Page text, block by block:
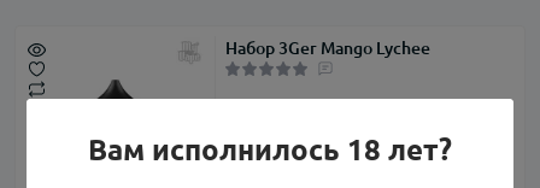
Набор 3Ger Mango Lychee
279.00 грн
Вам исполнилось 18 лет?